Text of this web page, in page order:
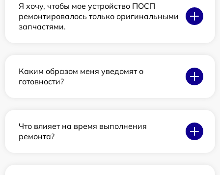
Я хочу, чтобы мое устройство ПОСП
ремонтировалось только оригинальными
запчастями.
Каким образом меня уведомят о
готовности?
Что влияет на время выполнения
ремонта?